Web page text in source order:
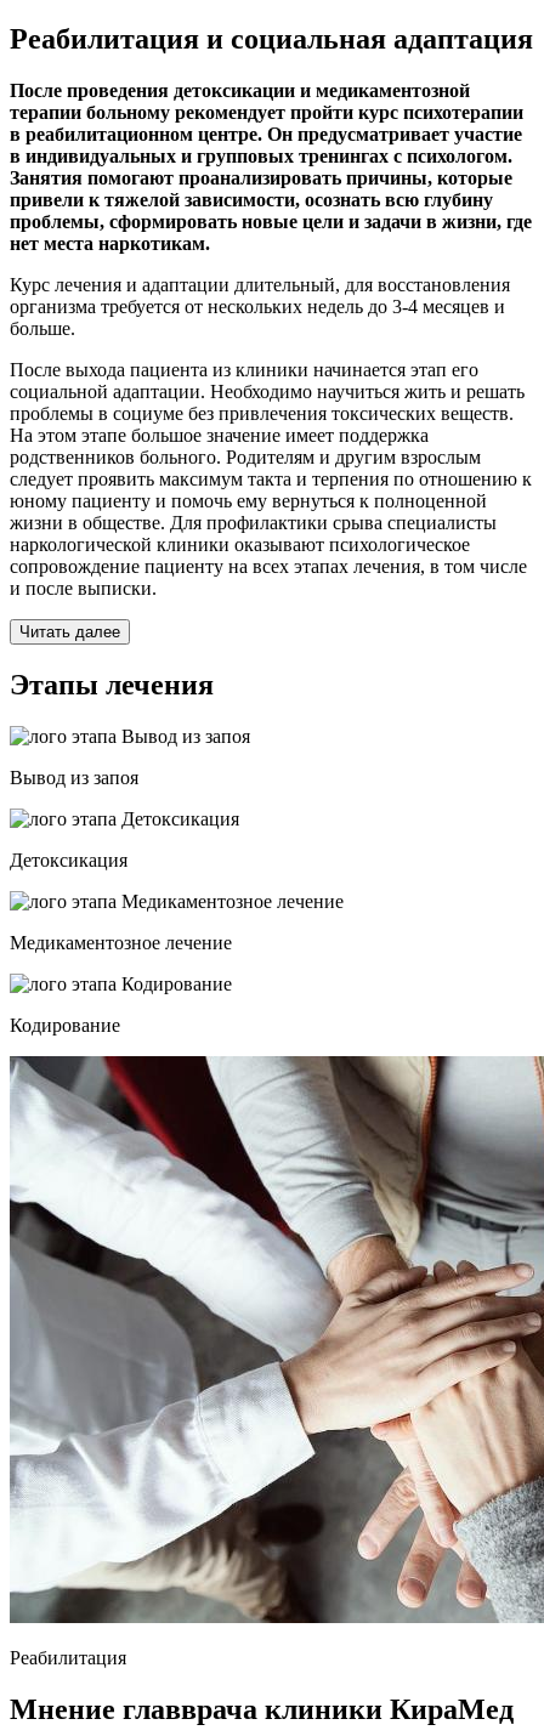
Реабилитация и социальная адаптация
После проведения детоксикации и медикаментозной
терапии больному рекомендует пройти курс психотерапии
в реабилитационном центре. Он предусматривает участие
в индивидуальных и групповых тренингах с психологом.
Занятия помогают проанализировать причины, которые
привели к тяжелой зависимости, осознать всю глубину
проблемы, сформировать новые цели и задачи в жизни, где
нет места наркотикам.
Курс лечения и адаптации длительный, для восстановления
организма требуется от нескольких недель до 3-4 месяцев и
больше.
После выхода пациента из клиники начинается этап его
социальной адаптации. Необходимо научиться жить и решать
проблемы в социуме без привлечения токсических веществ.
На этом этапе большое значение имеет поддержка
родственников больного. Родителям и другим взрослым
следует проявить максимум такта и терпения по отношению к
юному пациенту и помочь ему вернуться к полноценной
жизни в обществе. Для профилактики срыва специалисты
наркологической клиники оказывают психологическое
сопровождение пациенту на всех этапах лечения, в том числе
и после выписки.
Читать далее
Этапы лечения
Вывод из запоя
Детоксикация
Медикаментозное лечение
Кодирование
Реабилитация
Мнение главврача клиники КираМед